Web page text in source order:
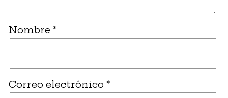
Nombre *
Correo electrónico *